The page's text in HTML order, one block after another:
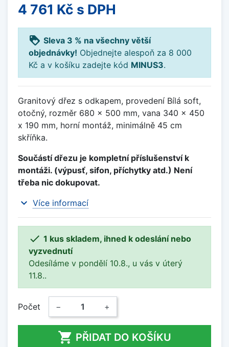
4 761 Kč s DPH
loyalty Sleva 3 % na všechny větší
objednávky! Objednejte alespoň za 8 000
Kč a v košíku zadejte kód MINUS3.
Granitový dřez s odkapem, provedení Bílá soft,
otočný, rozměr 680 x 500 mm, vana 340 x 450
x 190 mm, horní montáž, minimálně 45 cm
skříňka.
Součástí dřezu je kompletní příslušenství k
montáži. (výpusť, sifon, příchytky atd.) Není
třeba nic dokupovat.
expand_more Více informací
 1 kus skladem, ihned k odeslání nebo
vyzvednutí
Odesíláme v pondělí 10.8., u vás v úterý
11.8..
Počet − +
 PŘIDAT DO KOŠÍKU